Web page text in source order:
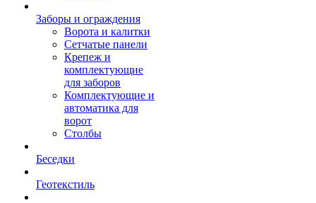
Заборы и ограждения
Ворота и калитки
Сетчатые панели
Крепеж и
комплектующие
для заборов
Комплектующие и
автоматика для
ворот
Столбы
Беседки
Геотекстиль